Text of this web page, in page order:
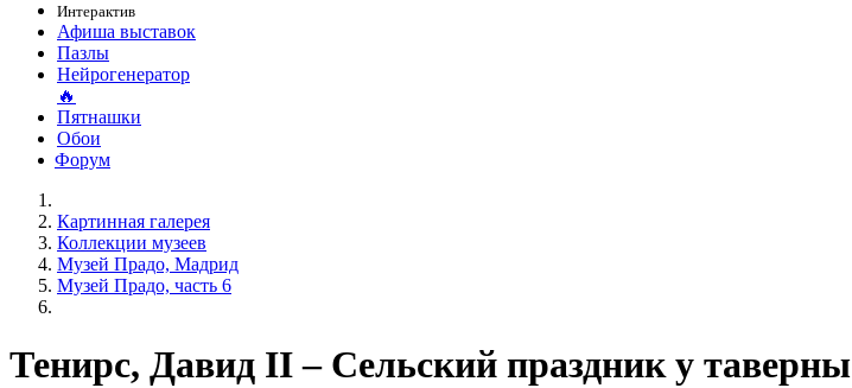
Интерактив
Афиша выставок
Пазлы
Нейрогенератор
🔥
Пятнашки
Обои
Форум
Картинная галерея
Коллекции музеев
Музей Прадо, Мадрид
Музей Прадо, часть 6
Тенирс, Давид II – Сельский праздник у таверны